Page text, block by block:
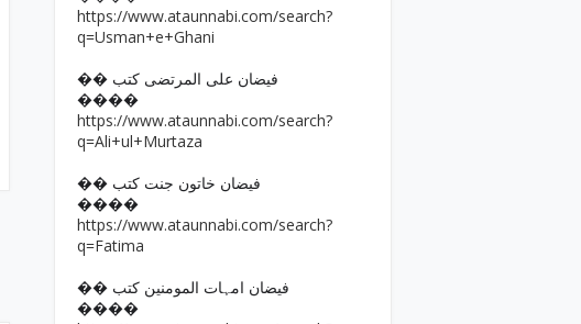
https://www.ataunnabi.com/search?
q=Usman+e+Ghani
�� فیضان علی المرتضی کتب
����
https://www.ataunnabi.com/search?
q=Ali+ul+Murtaza
�� فیضان خاتون جنت کتب
����
https://www.ataunnabi.com/search?
q=Fatima
�� فیضان امہات المومنین کتب
����